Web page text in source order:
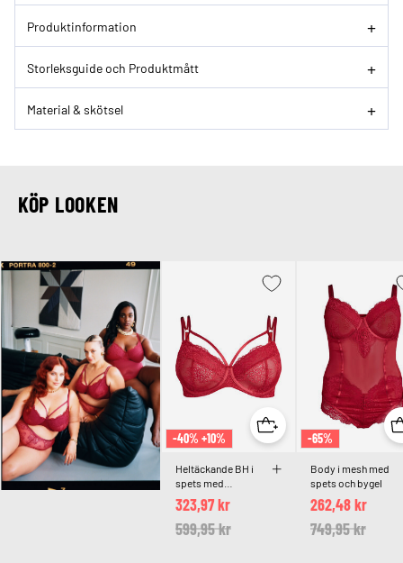
Produktinformation
Storleksguide och Produktmått
Material & skötsel
KÖP LOOKEN
-40% +10%
Heltäckande BH i
spets med
remdetaljer
Price reduced from
599,95 kr
323,97 kr
-65%
Body i mesh med
spets och bygel
Price reduced
749,95 krto
262,48 kr